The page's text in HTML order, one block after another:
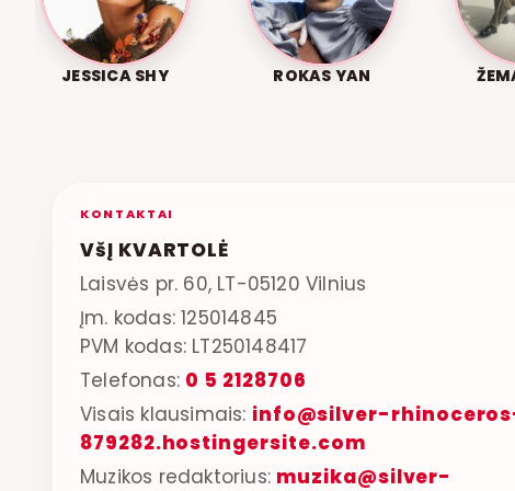
JESSICA SHY ROKAS YAN
KONTAKTAI
VšĮ KVARTOLĖ
Laisvės pr. 60, LT-05120 Vilnius
Įm. kodas: 125014845
PVM kodas: LT250148417
Telefonas: 0 5 2128706
Visais klausimais: info@silver-
879282.hostingersite.com
Muzikos redaktorius: muzika@silver-